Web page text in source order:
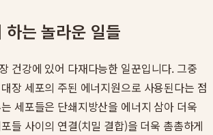
하는 놀라운 일들
건강에 있어 다재다능한 일꾼입니다. 그중
장 세포의 주된 에너지원으로 사용된다는 점
세포들은 단쇄지방산을 에너지 삼아 더욱
들 사이의 연결(치밀 결합)을 더욱 촘촘하게